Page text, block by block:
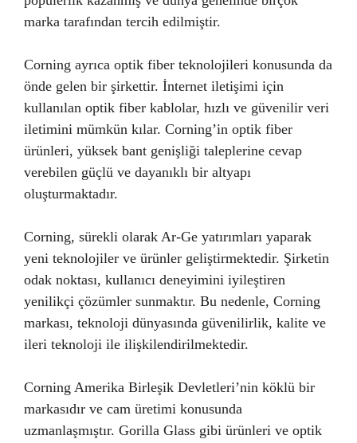
marka tarafından tercih edilmiştir.
Corning ayrıca optik fiber teknolojileri konusunda da
önde gelen bir şirkettir. İnternet iletişimi için
kullanılan optik fiber kablolar, hızlı ve güvenilir veri
iletimini mümkün kılar. Corning’in optik fiber
ürünleri, yüksek bant genişliği taleplerine cevap
verebilen güçlü ve dayanıklı bir altyapı
oluşturmaktadır.
Corning, sürekli olarak Ar-Ge yatırımları yaparak
yeni teknolojiler ve ürünler geliştirmektedir. Şirketin
odak noktası, kullanıcı deneyimini iyileştiren
yenilikçi çözümler sunmaktır. Bu nedenle, Corning
markası, teknoloji dünyasında güvenilirlik, kalite ve
ileri teknoloji ile ilişkilendirilmektedir.
Corning Amerika Birleşik Devletleri’nin köklü bir
markasıdır ve cam üretimi konusunda
uzmanlaşmıştır. Gorilla Glass gibi ürünleri ve optik